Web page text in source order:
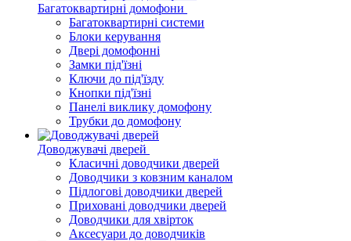
Багатоквартирні домофони
Багатоквартирні системи
Блоки керування
Двері домофонні
Замки під'їзні
Ключи до під'їзду
Кнопки під'їзні
Панелі виклику домофону
Трубки до домофону
Доводжувачі дверей
Класичні доводчики дверей
Доводчики з ковзним каналом
Підлогові доводчики дверей
Приховані доводчики дверей
Доводчики для хвірток
Аксесуари до доводчиків